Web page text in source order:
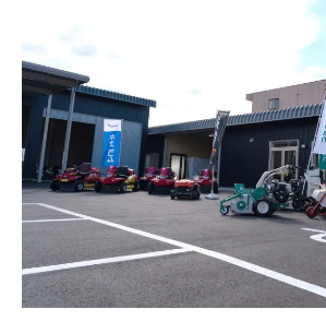
フロントデフ FIG4 ナック
フロントデフ FIG4 ナッ
CMX2506RC
フロントデフ FIG4 ナッ
CMX2506YC/YCV/YCS
フロントデフ FIG4 ナッ
CMX2508YC/YCS
フロントデフ FIG4 ナッ